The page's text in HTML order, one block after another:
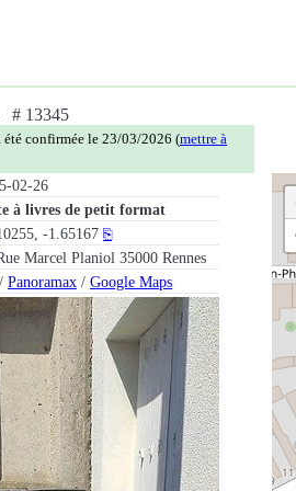
# 13345
été confirmée le 23/03/2026 (mettre à
02-26
à livres de petit format
-1.65167 ⎘
Marcel Planiol 35000 Rennes
/ Panoramax / Google Maps